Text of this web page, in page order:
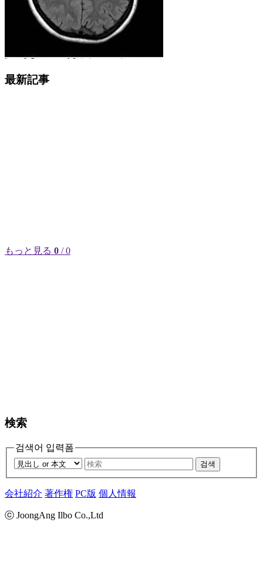
最新記事
もっと見る 0 / 0
検索
검색어 입력폼
검색
会社紹介 著作権 PC版 個人情報
ⓒ JoongAng Ilbo Co.,Ltd